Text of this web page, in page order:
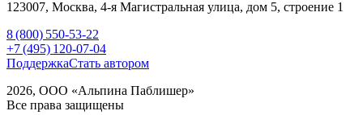
123007, Москва, 4-я Магистральная улица, дом 5, строение 1
8 (800) 550-53-22
+7 (495) 120-07-04
ПоддержкаСтать автором
2026, ООО «Альпина Паблишер»
Все права защищены